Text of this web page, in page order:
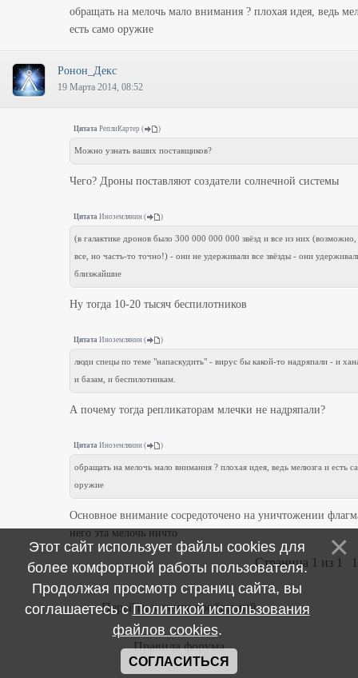
обращать на мелочь мало внимания ? плохая идея, ведь
есть само оружие
Ронон_Декс
19 Марта 2014, 08:52
Цитата РеплиКартер ( )
Можно узнать ваших поставщиков?
Чего? Дроны поставляют создатели солнечной системы
Цитата Иноземлянин ( )
(в галактике дронов было 300 000 000 000 звёзд и все из них
все, но часть-то точно!) - они не удерживали все звёзды - они
близжайшие
Ну тогда 10-20 тысяч беспилотников
Цитата Иноземлянин ( )
люди спецы по теме "напаскудить" - вирус бы какой-то надряпали - и
и базам, и беспилотникам.
А почему тогда репликаторам млечки не надряпали?
Цитата Иноземлянин ( )
обращать на мелочь мало внимания ? плохая идея, ведь мелюзга и есть
оружие
Основное внимание сосредоточено на уничтожении
него эта мелочь ничто
Страница 1 из 1 1
Перейти к ленте сообщений
Правила форума
Этот сайт использует файлы cookies для
более комфортной работы пользователя.
Продолжая просмотр страниц сайта, вы
соглашаетесь сПолитикой использования
файлов cookies.
СОГЛАСИТЬСЯ